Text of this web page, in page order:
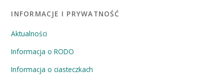
INFORMACJE I PRYWATNOŚĆ
Aktualności
Informacja o RODO
Informacja o ciasteczkach